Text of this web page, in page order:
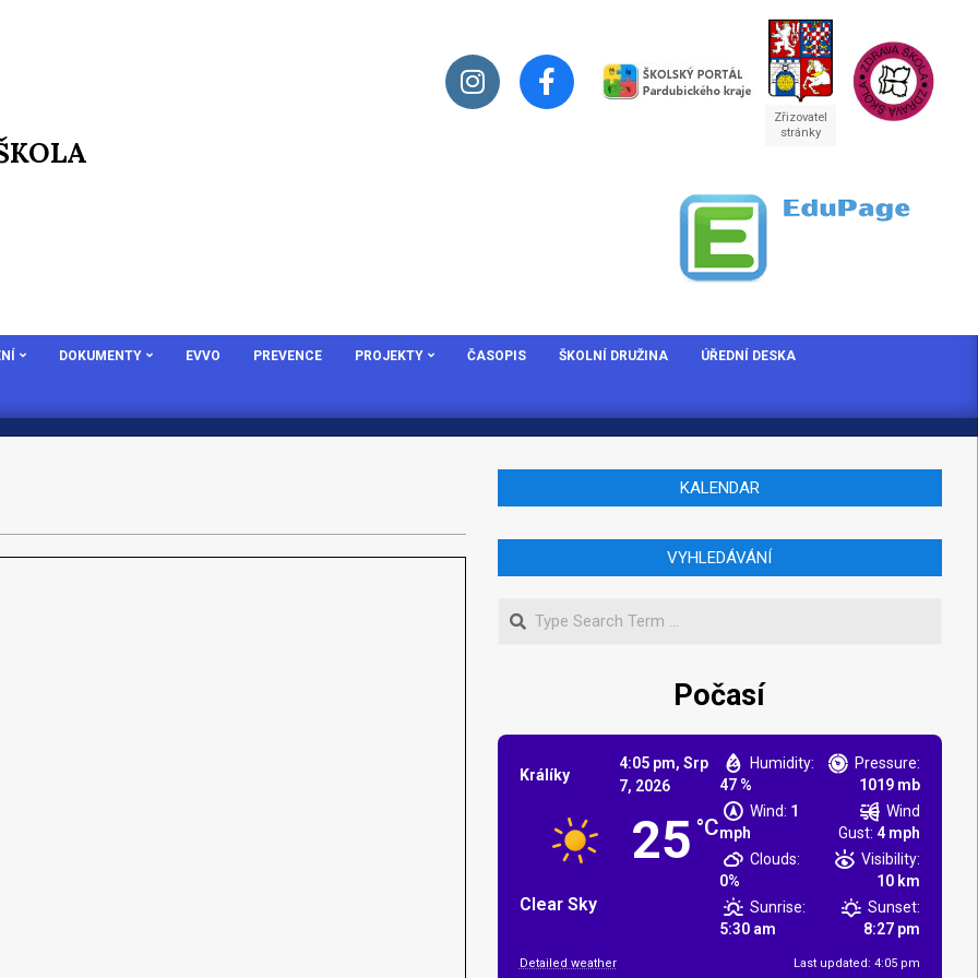
Zřizovatel
stránky
DOKUMENTY EVVO PREVENCE PROJEKTY ČASOPIS ŠKOLNÍ DRUŽINA ÚŘEDNÍ DESKA
KALENDAR
VYHLEDÁVÁNÍ
Počasí
Králíky
4:05 pm,Srp
7, 2026
25 °C
Clear Sky
Humidity:
47 %
Pressure:
1019 mb
Wind: 1
mph
Wind
Gust: 4 mph
Clouds:
0%
Visibility:
10 km
Sunrise:
5:30 am
Sunset:
8:27 pm
Detailed weather Last updated: 4:05 pm